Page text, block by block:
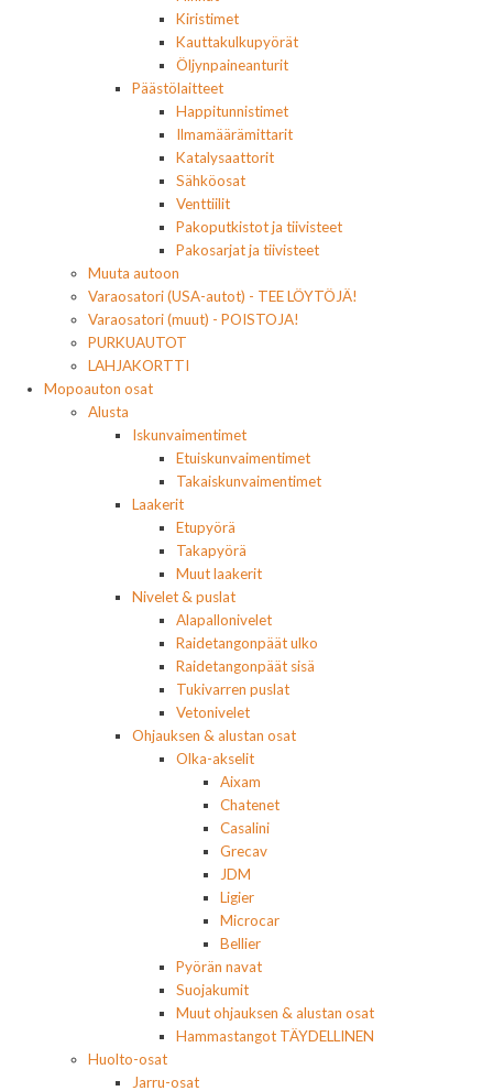
Kiristimet
Kauttakulkupyörät
Öljynpaineanturit
Päästölaitteet
Happitunnistimet
Ilmamäärämittarit
Katalysaattorit
Sähköosat
Venttiilit
Pakoputkistot ja tiivisteet
Pakosarjat ja tiivisteet
Muuta autoon
Varaosatori (USA-autot) - TEE LÖYTÖJÄ!
Varaosatori (muut) - POISTOJA!
PURKUAUTOT
LAHJAKORTTI
Mopoauton osat
Alusta
Iskunvaimentimet
Etuiskunvaimentimet
Takaiskunvaimentimet
Laakerit
Etupyörä
Takapyörä
Muut laakerit
Nivelet & puslat
Alapallonivelet
Raidetangonpäät ulko
Raidetangonpäät sisä
Tukivarren puslat
Vetonivelet
Ohjauksen & alustan osat
Olka-akselit
Aixam
Chatenet
Casalini
Grecav
JDM
Ligier
Microcar
Bellier
Pyörän navat
Suojakumit
Muut ohjauksen & alustan osat
Hammastangot TÄYDELLINEN
Huolto-osat
Jarru-osat